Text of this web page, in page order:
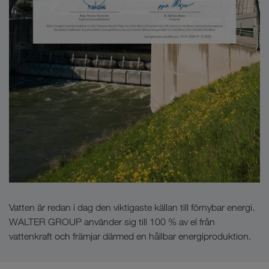
Vatten är redan i dag den viktigaste källan till förnybar energi.
WALTER GROUP använder sig till 100 % av el från
vattenkraft och främjar därmed en hållbar energiproduktion.